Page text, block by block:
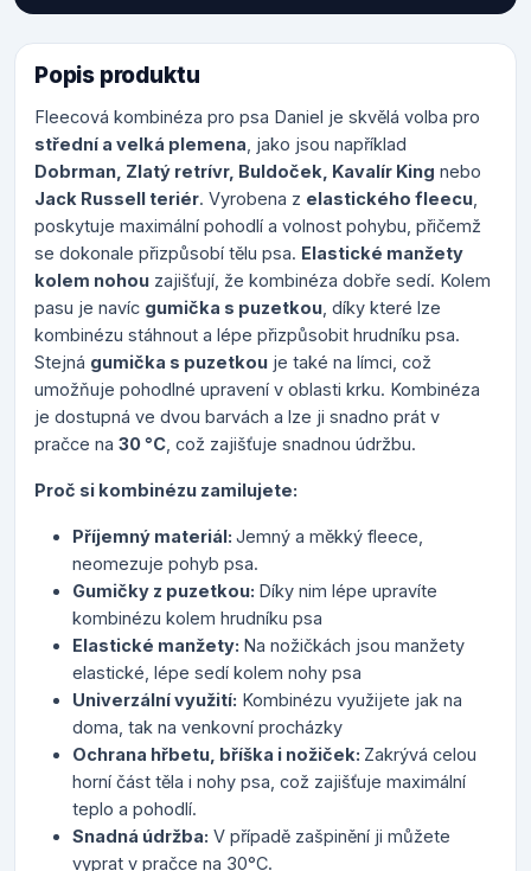
Popis produktu
Fleecová kombinéza pro psa Daniel je skvělá volba pro
střední a velká plemena , jako jsou například
Dobrman, Zlatý retrívr, Buldoček, Kavalír King nebo
Jack Russell teriér. Vyrobena z elastického fleecu
poskytuje maximální pohodlí a volnost pohybu, přičemž
se dokonale přizpůsobí tělu psa. Elastické manžety
kolem nohou zajišťují, že kombinéza dobře sedí. Kolem
pasu je navíc gumička s puzetkou , díky které lze
kombinézu stáhnout a lépe přizpůsobit hrudníku psa.
Stejná gumička s puzetkou je také na límci, což
umožňuje pohodlné upravení v oblasti krku. Kombinéza
je dostupná ve dvou barvách a lze ji snadno prát v
pračce na 30 °C , což zajišťuje snadnou údržbu.
Proč si kombinézu zamilujete:
Příjemný materiál: Jemný a měkký fleece,
neomezuje pohyb psa.
Gumičky z puzetkou: Díky nim lépe upravíte
kombinézu kolem hrudníku psa
Elastické manžety: Na nožičkách jsou manžety
elastické, lépe sedí kolem nohy psa
Univerzální využití: Kombinézu využijete jak na
doma, tak na venkovní procházky
Ochrana hřbetu, bříška i nožiček: Zakrývá celou
horní část těla i nohy psa, což zajišťuje maximální
teplo a pohodlí.
Snadná údržba: V případě zašpinění ji můžete
vyprat v pračce na 30°C.